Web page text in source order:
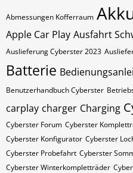
Abmessungen Kofferraum
Apple Car Play Ausfahrt
Auslieferung Cyberster 2023
Batterie
Benutzerhandbuch Cyberster
carplay charger Charging
Cyberster Forum Cyberster
Cyberster Konfigurator Cyberster
Cyberster Probefahrt Cyberster
Cyberster Winterkompletträder